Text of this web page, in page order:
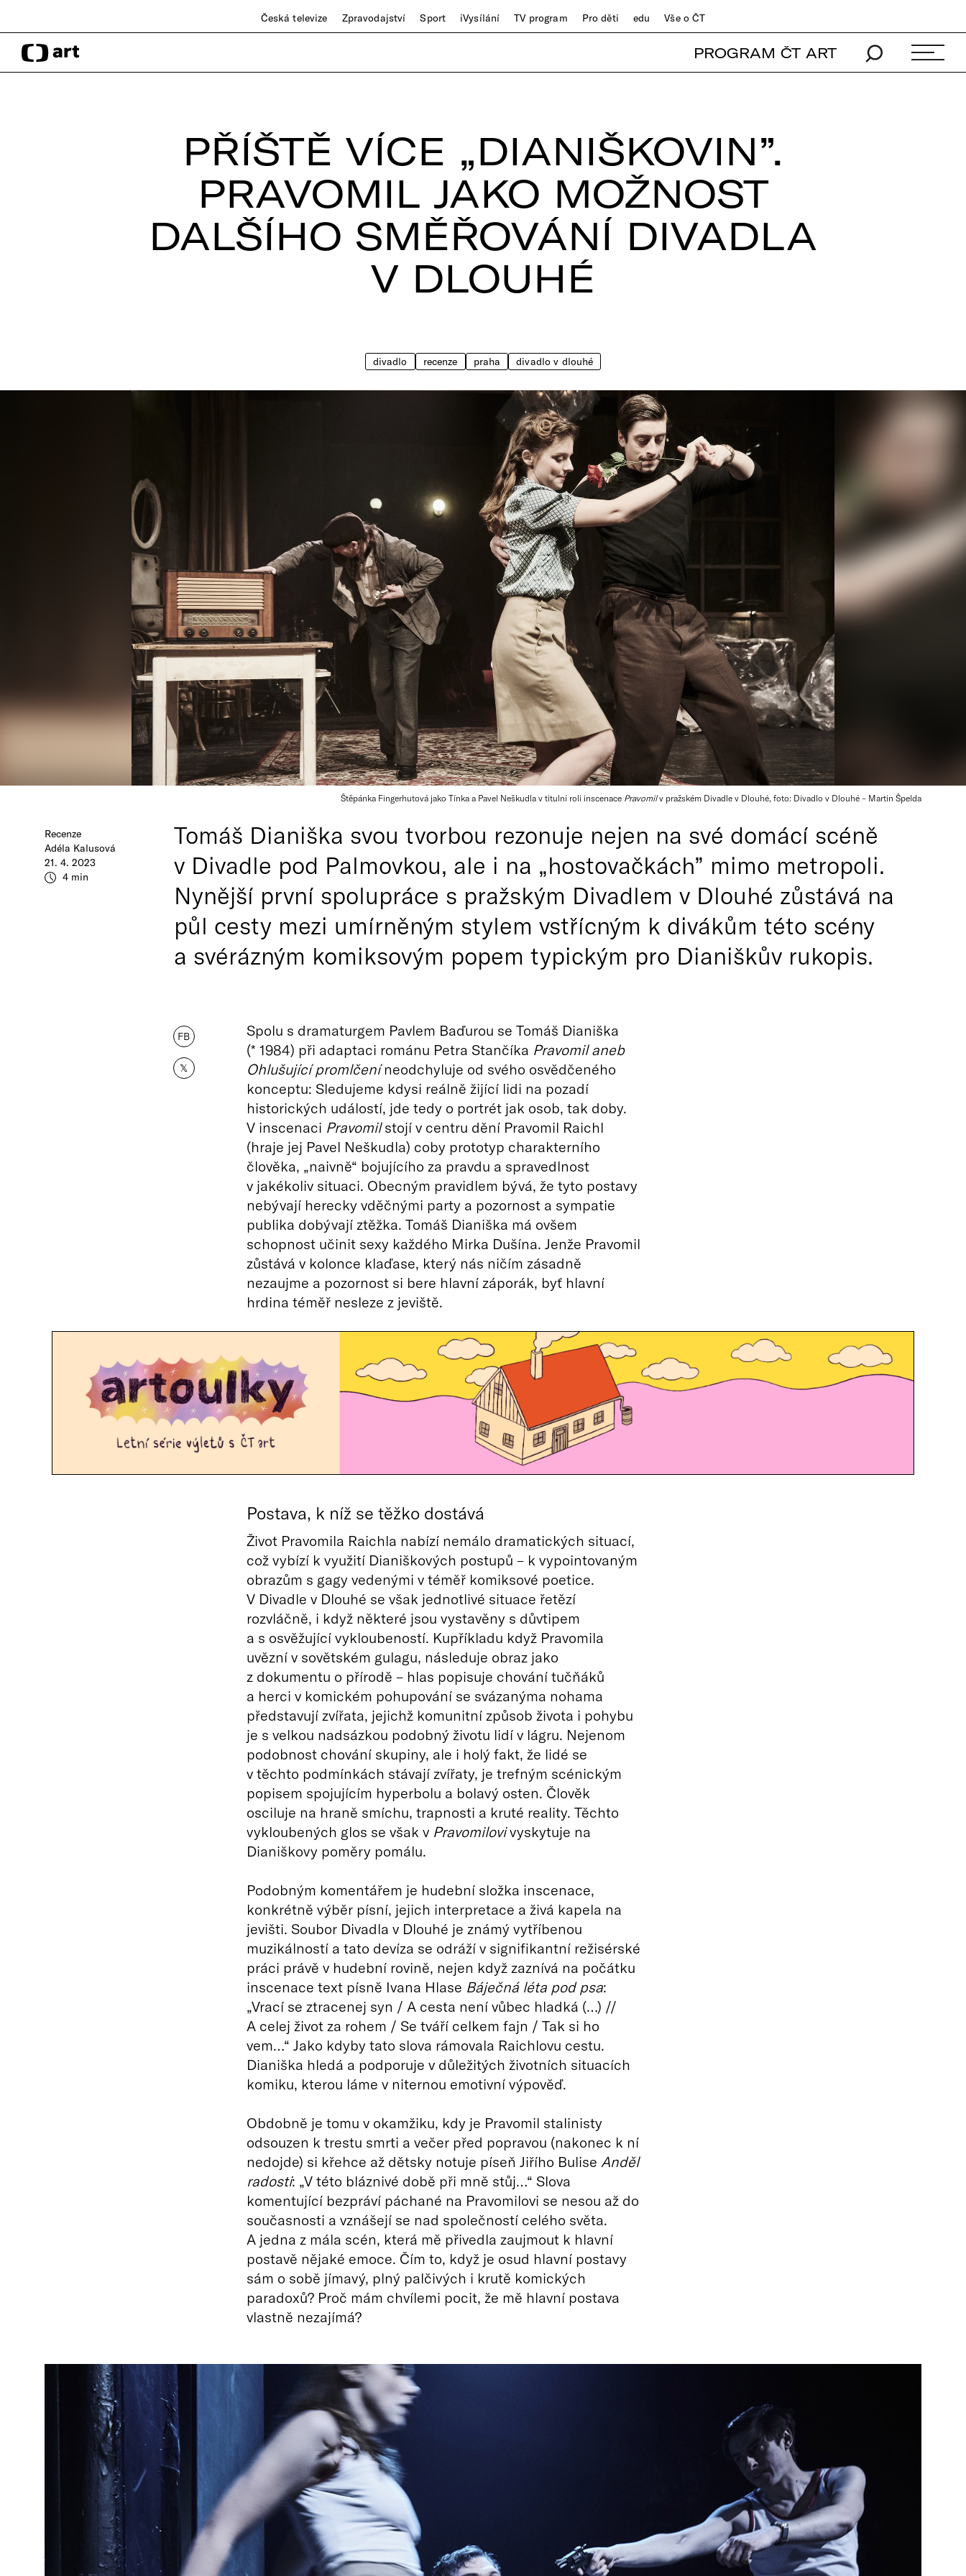
Česká televize Zpravodajství Sport iVysílání TV program Pro děti edu Vše o ČT
PROGRAM ČT ART
PŘÍŠTĚ VÍCE „DIANIŠKOVIN”.
PRAVOMIL JAKO MOŽNOST
DALŠÍHO SMĚŘOVÁNÍ DIVADLA
V DLOUHÉ
divadlo recenze praha divadlo v dlouhé
Štěpánka Fingerhutová jako Tínka a Pavel Neškudla v titulní roli inscenace Pravomilv pražském Divadle v Dlouhé, foto: Divadlo v Dlouhé – Martin Špelda
Recenze
Adéla Kalusová
21. 4. 2023
4 min
Tomáš Dianiška svou tvorbou rezonuje nejen na své domácí scéně
v Divadle pod Palmovkou, ale i na „hostovačkách” mimo metropoli.
Nynější první spolupráce s pražským Divadlem v Dlouhé zůstává na
půl cesty mezi umírněným stylem vstřícným k divákům této scény
a svérázným komiksovým popem typickým pro Dianiškův rukopis.
FB
𝕏
Spolu s dramaturgem Pavlem Baďurou se Tomáš Dianiška
(* 1984) při adaptaci románu Petra Stančíka Pravomil aneb
Ohlušující promlčeníneodchyluje od svého osvědčeného
konceptu: Sledujeme kdysi reálně žijící lidi na pozadí
historických událostí, jde tedy o portrét jak osob, tak doby.
V inscenaci Pravomilstojí v centru dění Pravomil Raichl
(hraje jej Pavel Neškudla) coby prototyp charakterního
člověka, „naivně“ bojujícího za pravdu a spravedlnost
v jakékoliv situaci. Obecným pravidlem bývá, že tyto postavy
nebývají herecky vděčnými party a pozornost a sympatie
publika dobývají ztěžka. Tomáš Dianiška má ovšem
schopnost učinit sexy každého Mirka Dušína. Jenže Pravomil
zůstává v kolonce klaďase, který nás ničím zásadně
nezaujme a pozornost si bere hlavní záporák, byť hlavní
hrdina téměř nesleze z jeviště.
Postava, k níž se těžko dostává
Život Pravomila Raichla nabízí nemálo dramatických situací,
což vybízí k využití Dianiškových postupů – k vypointovaným
obrazům s gagy vedenými v téměř komiksové poetice.
V Divadle v Dlouhé se však jednotlivé situace řetězí
rozvláčně, i když některé jsou vystavěny s důvtipem
a s osvěžující vykloubeností. Kupříkladu když Pravomila
uvězní v sovětském gulagu, následuje obraz jako
z dokumentu o přírodě – hlas popisuje chování tučňáků
a herci v komickém pohupování se svázanýma nohama
představují zvířata, jejichž komunitní způsob života i pohybu
je s velkou nadsázkou podobný životu lidí v lágru. Nejenom
podobnost chování skupiny, ale i holý fakt, že lidé se
v těchto podmínkách stávají zvířaty, je trefným scénickým
popisem spojujícím hyperbolu a bolavý osten. Člověk
osciluje na hraně smíchu, trapnosti a kruté reality. Těchto
vykloubených glos se však v Pravomilovivyskytuje na
Dianiškovy poměry pomálu.
Podobným komentářem je hudební složka inscenace,
konkrétně výběr písní, jejich interpretace a živá kapela na
jevišti. Soubor Divadla v Dlouhé je známý vytříbenou
muzikálností a tato devíza se odráží v signifikantní režisérské
práci právě v hudební rovině, nejen když zaznívá na počátku
inscenace text písně Ivana Hlase Báječná léta pod psa:
„Vrací se ztracenej syn / A cesta není vůbec hladká (…) //
A celej život za rohem / Se tváří celkem fajn / Tak si ho
vem…“ Jako kdyby tato slova rámovala Raichlovu cestu.
Dianiška hledá a podporuje v důležitých životních situacích
komiku, kterou láme v niternou emotivní výpověď.
Obdobně je tomu v okamžiku, kdy je Pravomil stalinisty
odsouzen k trestu smrti a večer před popravou (nakonec k ní
nedojde) si křehce až dětsky notuje píseň Jiřího Bulise Anděl
radosti: „V této bláznivé době při mně stůj…“ Slova
komentující bezpráví páchané na Pravomilovi se nesou až do
současnosti a vznášejí se nad společností celého světa.
A jedna z mála scén, která mě přivedla zaujmout k hlavní
postavě nějaké emoce. Čím to, když je osud hlavní postavy
sám o sobě jímavý, plný palčivých i krutě komických
paradoxů? Proč mám chvílemi pocit, že mě hlavní postava
vlastně nezajímá?